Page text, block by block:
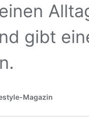
gibt
Magazin